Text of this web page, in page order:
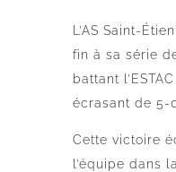
L’AS Saint-
fin à sa série
battant
écrasant de 5-
Cette victoire
l’équipe dans